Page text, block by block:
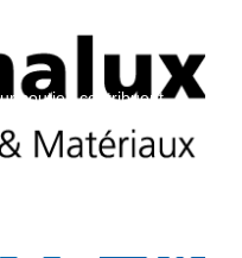
soutien contribuent